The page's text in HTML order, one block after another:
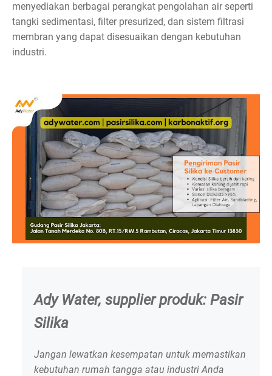
menyediakan berbagai perangkat pengolahan air seperti
tangki sedimentasi, filter presurized, dan sistem filtrasi
membran yang dapat disesuaikan dengan kebutuhan
industri.
Ady Water, supplier produk: Pasir
Silika
Jangan lewatkan kesempatan untuk memastikan
kebutuhan rumah tangga atau industri Anda